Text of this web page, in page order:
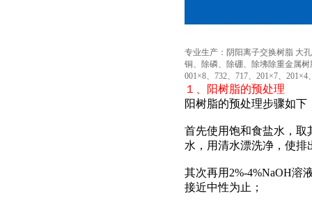
专业生产：阴阳离子交换树脂 大
铜、除磷、除硼、除坲除重金属
001×8、732、717、201×7、
１、阳树脂的预处理
阳树脂的预处理步骤如下
首先使用饱和食盐水，取
水，用清水漂洗净，使排
其次再用2%-4%NaOH溶
接近中性为止；